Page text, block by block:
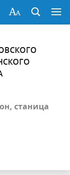
станица